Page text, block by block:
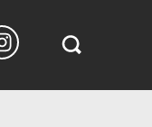
Search